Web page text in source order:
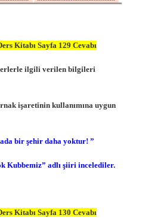
Kitabı Sayfa 129 Cevabı
ilgili verilen bilgileri
işaretinin kullanımına uygun
bir şehir daha yoktur! ”
Kubbemiz” adlı şiiri incelediler.
Kitabı Sayfa 130 Cevabı